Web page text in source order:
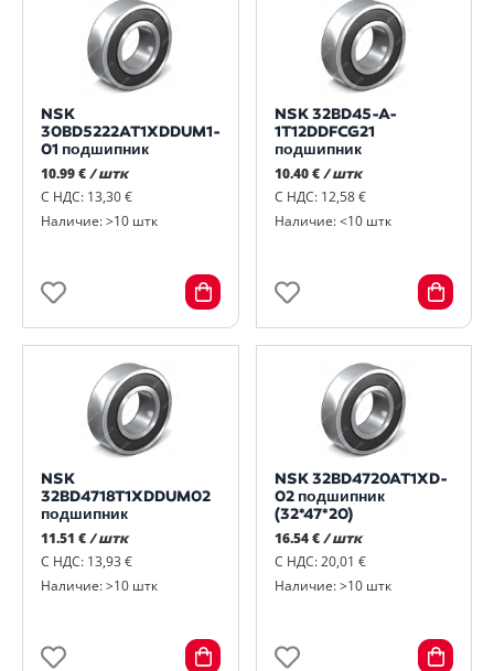
NSK
30BD5222AT1XDDUM1-
01 подшипник
10.99 €/ штк
С НДС: 13,30 €
Наличие: >10 штк
NSK 32BD45-A-
1T12DDFCG21
подшипник
10.40 € / штк
С НДС: 12,58 €
Наличие: <10 штк
NSK
32BD4718T1XDDUM02
подшипник
11.51 €/ штк
С НДС: 13,93 €
Наличие: >10 штк
NSK 32BD4720AT1XD-
02 подшипник
(32*47*20)
16.54 € / штк
С НДС: 20,01 €
Наличие: >10 штк